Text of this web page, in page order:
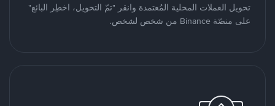
تحويل العملات المحلية المُعتمدة وانقر "تمّ التحويل، اخطِر البائع"
على منصّة Binance من شخص لشخص.